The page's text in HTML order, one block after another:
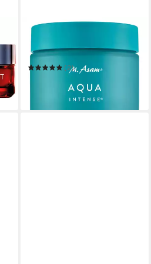
ASAMBEAUTY
Nachtcreme Hyaluron
Nachtcreme
(2)
(499,80 €/ 1 l)
lieferbar in 3 Wochen